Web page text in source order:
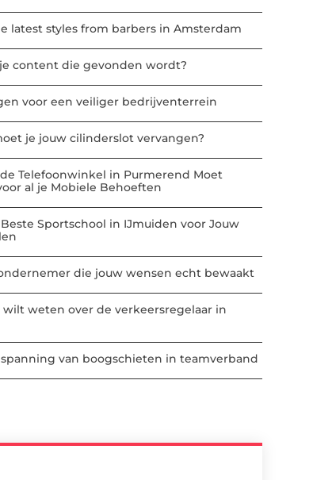
latest styles from barbers in Amsterdam
content die gevonden wordt?
voor een veiliger bedrijventerrein
je jouw cilinderslot vervangen?
Telefoonwinkel in Purmerend Moet
al je Mobiele Behoeften
Sportschool in IJmuiden voor Jouw
die jouw wensen echt bewaakt
wilt weten over de verkeersregelaar in
van boogschieten in teamverband